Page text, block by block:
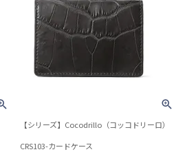
【シリーズ】Cocodrillo（コッコドリーロ）
CRS103-カードケース